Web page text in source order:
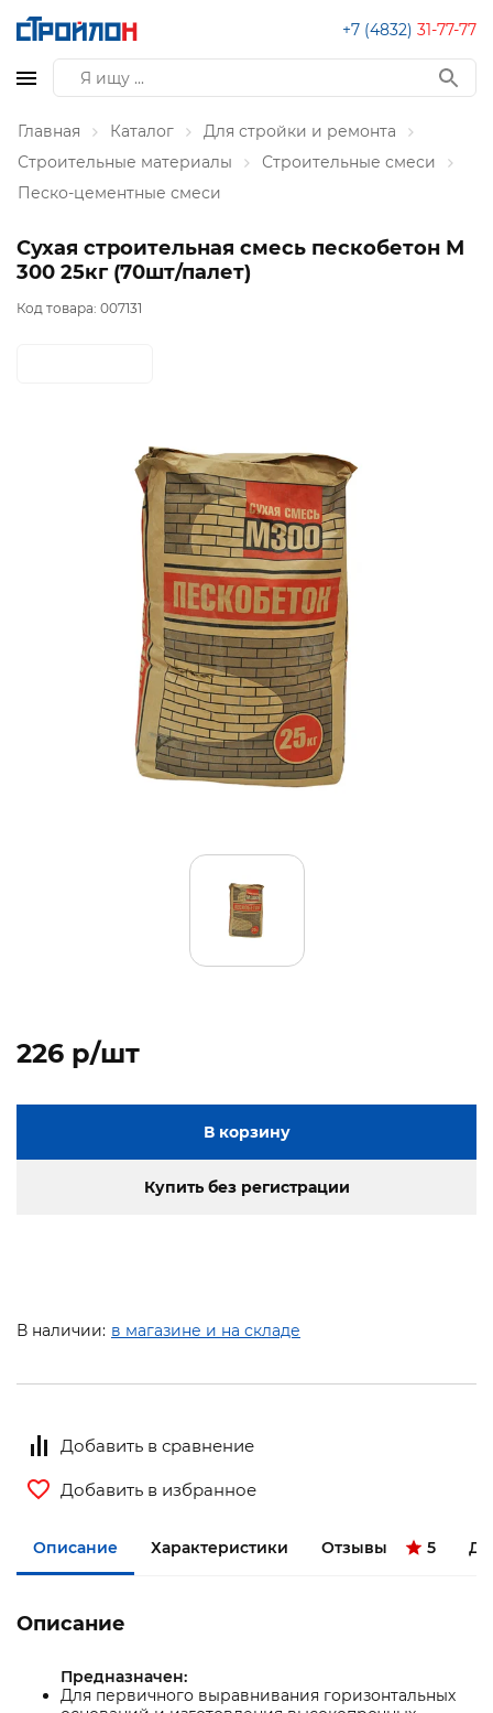
+7 (4832) 31-77-77
Главная Каталог
Для стройки и ремонта
Строительные материалы
Строительные смеси
Песко-цементные смеси
Сухая строительная смесь пескобетон М
300 25кг (70шт/палет)
Код товара: 007131
226 p/шт
В корзину
Купить без регистрации
В наличии: в магазине и на складе
Добавить в сравнение
Добавить в избранное
Описание Характеристики Отзывы 5
Описание
Предназначен:
Для первичного выравнивания горизонтальных